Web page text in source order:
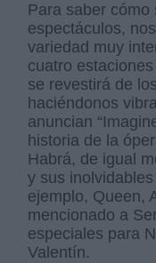
Para saber cómo
espectáculos,
variedad muy
cuatro
se revestirá de
haciéndonos
anuncian
historia de la
Habrá, de igual
y sus
ejemplo, Queen,
mencionado a
especiales para
Valentín.